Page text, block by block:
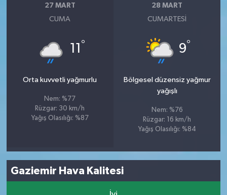
27 MART
CUMA
11 °
Orta kuvvetli yağmurlu
Nem: %77
Rüzgar: 30 km/h
Yağış Olasılığı: %87
28 MART
CUMARTESI
9°
Bölgesel düzensiz yağmur
yağışlı
Nem: %76
Rüzgar: 16 km/h
Yağış Olasılığı: %84
Gaziemir Hava Kalitesi